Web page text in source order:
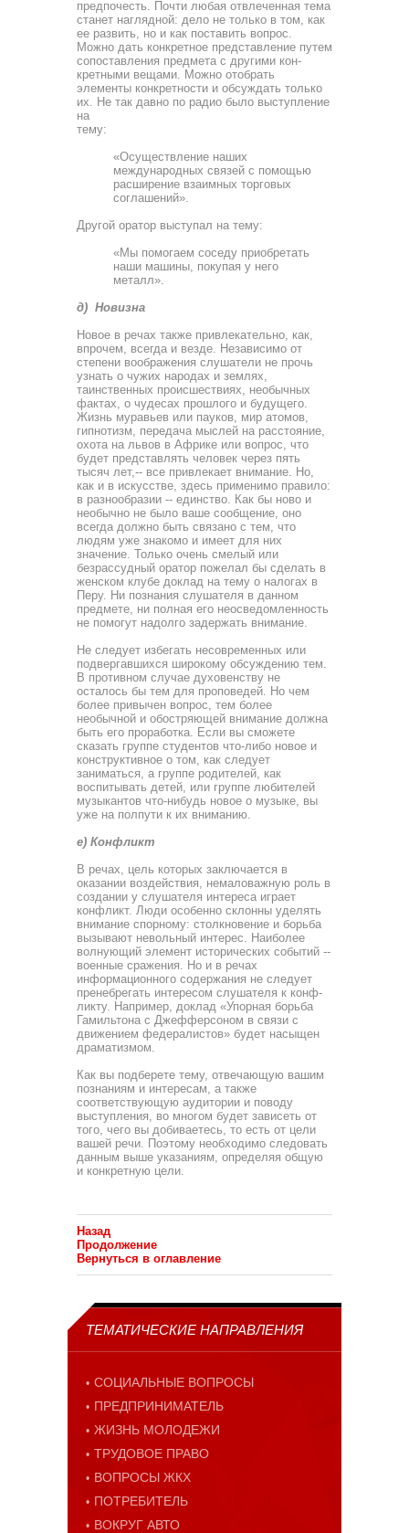
предпочесть. Почти любая отвле­ченная тема
станет наглядной: дело не только в том, как
ее развить, но и как поставить вопрос.
Можно дать конкретное представление путем
сопоставления предмета с другими кон­
кретными вещами. Можно отобрать
элементы конкретности и обсуждать только
их. Не так давно по радио было выступ­ление
на
«Осуществление наших
международных связей с по­мощью
расширение взаимных торговых
соглашений».
Другой оратор выступал на тему:
«Мы помогаем соседу приобретать
наши машины, покупая у него
металл».
д) Новизна
Новое в речах также привлекательно, как,
впрочем, всег­да и везде. Независимо от
степени воображения слушатели не прочь
узнать о чужих народах и землях,
таинственных происшествиях, необычных
фактах, о чудесах прошлого и будущего.
Жизнь муравьев или пауков, мир атомов,
гипно­тизм, передача мыслей на расстояние,
охота на львов в Аф­рике или вопрос, что
будет представлять человек через пять
тысяч лет,-- все привлекает внимание. Но,
как и в искусстве, здесь применимо правило:
в разнообразии -- единство. Как бы ново и
необычно не было ваше сообщение, оно
всегда должно быть связано с тем, что
людям уже знакомо и имеет для них
значение. Только очень смелый или
безрассудный оратор пожелал бы сделать в
женском клубе доклад на тему о налогах в
Перу. Ни познания слушателя в данном
предме­те, ни полная его неосведомленность
не помогут надолго за­держать внимание.
Не следует избегать несовременных или
подвергавшихся широкому обсуждению тем.
В противном случае духовенст­ву не
осталось бы тем для проповедей. Но чем
более привы­чен вопрос, тем более
необычной и обостряющей внимание должна
быть его проработка. Если вы сможете
сказать груп­пе студентов что-либо новое и
конструктивное о том, как следует
заниматься, а группе родителей, как
воспитывать де­тей, или группе любителей
музыкантов что-нибудь новое о музыке, вы
уже на полпути к их вниманию.
е) Конфликт
В речах, цель которых заключается в
оказании воздейст­вия, немаловажную роль в
создании у слушателя интереса играет
конфликт. Люди особенно склонны уделять
внимание спорному: столкновение и борьба
вызывают невольный инте­рес. Наиболее
волнующий элемент исторических событий --
военные сражения. Но и в речах
информационного содержа­ния не следует
пренебрегать интересом слушателя к конф­
ликту. Например, доклад «Упорная борьба
Гамильтона с Джефферсоном в связи с
движением федералистов» будет насыщен
драматизмом.
Как вы подберете тему, отвечающую вашим
познаниям и интересам, а также
соответствующую аудитории и поводу
выступления, во многом будет зависеть от
того, чего вы до­биваетесь, то есть от цели
вашей речи. Поэтому необходимо следовать
данным выше указаниям, определяя общую
и кон­кретную цели.
Назад
Продолжение
Вернуться в оглавление
ТЕМАТИЧЕСКИЕ НАПРАВЛЕНИЯ
СОЦИАЛЬНЫЕ ВОПРОСЫ
ПРЕДПРИНИМАТЕЛЬ
ЖИЗНЬ МОЛОДЕЖИ
ТРУДОВОЕ ПРАВО
ВОПРОСЫ ЖКХ
ПОТРЕБИТЕЛЬ
ВОКРУГ АВТО